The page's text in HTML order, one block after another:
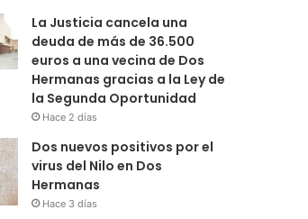
La Justicia cancela una
deuda de más de 36.500
euros a una vecina de Dos
Hermanas gracias a la Ley de
la Segunda Oportunidad
Hace 2 días
Dos nuevos positivos por el
virus del Nilo en Dos
Hermanas
Hace 3 días